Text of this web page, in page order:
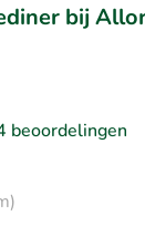
bij
beoordelingen